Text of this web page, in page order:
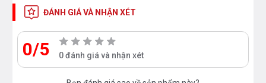
ĐÁNH GIÁ VÀ NHẬN XÉT
0/5 0 đánh giá và nhận xét